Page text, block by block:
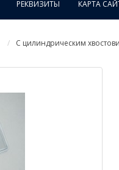
РЕКВИЗИТЫ КАРТА
С цилиндрическим